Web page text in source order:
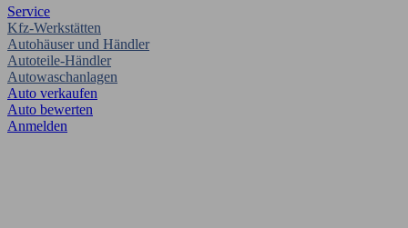
Service
Kfz-Werkstätten
Autohäuser und Händler
Autoteile-Händler
Autowaschanlagen
Auto verkaufen
Auto bewerten
Anmelden